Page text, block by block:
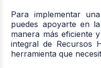
Para implementar
puedes apoyarte en
manera más eficiente
integral de Recursos
herramienta que